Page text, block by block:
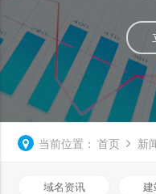
当前位置： 首页 新
域名资讯 建